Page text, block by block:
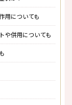
用についても
や併用についても